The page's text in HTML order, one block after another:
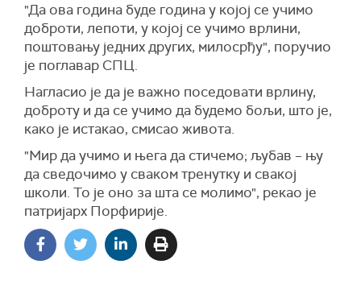
"Да ова година буде година у којој се учимо
доброти, лепоти, у којој се учимо врлини,
поштовању једних других, милосрђу", поручио
је поглавар СПЦ.
Нагласио је да је важно поседовати врлину,
доброту и да се учимо да будемо бољи, што је,
како је истакао, смисао живота.
"Мир да учимо и њега да стичемо; љубав – њу
да сведочимо у сваком тренутку и свакој
школи. То је оно за шта се молимо", рекао је
патријарх Порфирије.